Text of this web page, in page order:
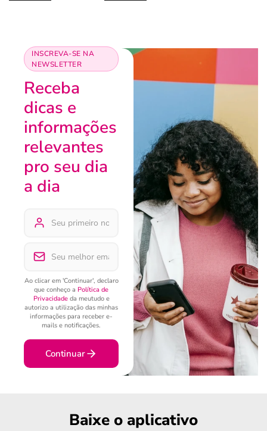
INSCREVA-SE NA
NEWSLETTER
Receba
dicas e
informações
relevantes
pro seu dia
a dia
Ao clicar em 'Continuar', declaro
que conheço a Política de
Privacidadeda meutudo e
autorizo a utilização das minhas
informações para receber e-
mails e notificações.
Continuar
Baixe o aplicativo